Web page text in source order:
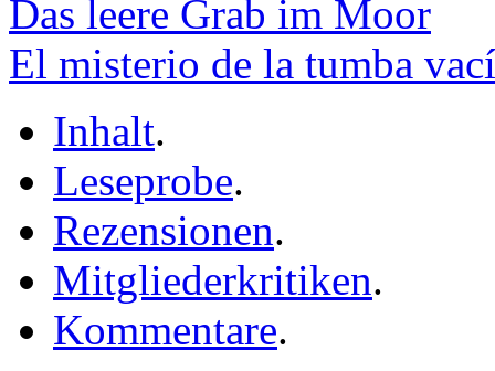
Das leere Grab im Moor
El misterio de la tumba
Inhalt.
Leseprobe.
Rezensionen.
Mitgliederkritiken.
Kommentare.